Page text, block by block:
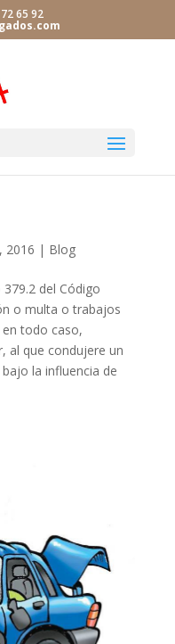
65 92
2016 | Blog
del Código
o multa o trabajos
todo caso,
al que condujere un
la influencia de